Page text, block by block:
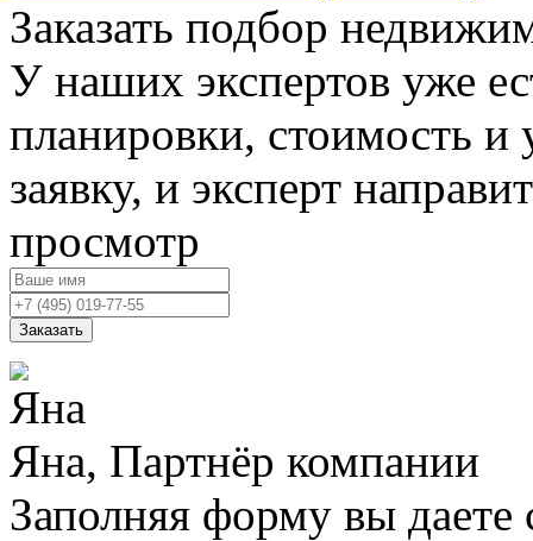
Заказать подбор
У наших экспертов уже
планировки, стоимость и
заявку, и эксперт
просмотр
Заказать
Яна, Партнёр компании
Заполняя форму вы даете